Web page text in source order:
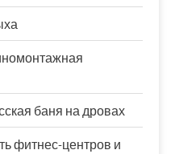
баня на дровах
фитнес-центров и